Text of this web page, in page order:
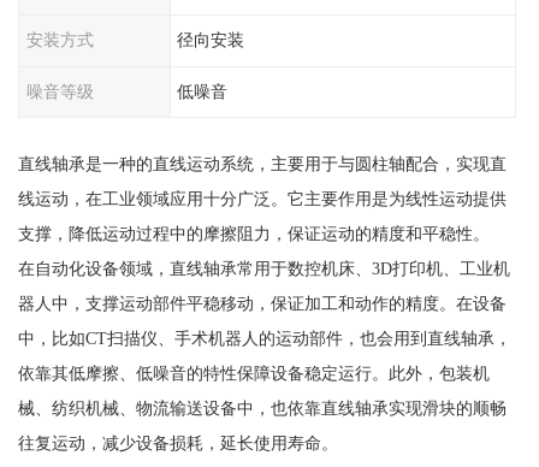
安装方式 径向安装
噪音等级 低噪音
直线轴承是一种的直线运动系统，主要用于与圆柱轴配合，实现直
线运动，在工业领域应用十分广泛。它主要作用是为线性运动提供
支撑，降低运动过程中的摩擦阻力，保证运动的精度和平稳性。
在自动化设备领域，直线轴承常用于数控机床、3D打印机、工业机
器人中，支撑运动部件平稳移动，保证加工和动作的精度。在设备
中，比如CT扫描仪、手术机器人的运动部件，也会用到直线轴承，
依靠其低摩擦、低噪音的特性保障设备稳定运行。此外，包装机
械、纺织机械、物流输送设备中，也依靠直线轴承实现滑块的顺畅
往复运动，减少设备损耗，延长使用寿命。